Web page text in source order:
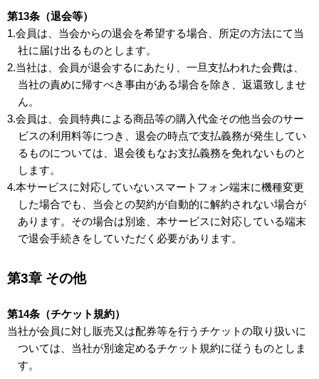
第13条（退会等）
1.会員は、当会からの退会を希望する場合、所定の方法にて当
社に届け出るものとします。
2.当社は、会員が退会するにあたり、一旦支払われた会費は、
当社の責めに帰すべき事由がある場合を除き、返還致しませ
ん。
3.会員は、会員特典による商品等の購入代金その他当会のサー
ビスの利用料等につき、退会の時点で支払義務が発生してい
るものについては、退会後もなお支払義務を免れないものと
します。
4.本サービスに対応していないスマートフォン端末に機種変更
した場合でも、当会との契約が自動的に解約されない場合が
あります。その場合は別途、本サービスに対応している端末
で退会手続きをしていただく必要があります。
第3章 その他
第14条（チケット規約）
当社が会員に対し販売又は配券等を行うチケットの取り扱いに
ついては、当社が別途定めるチケット規約に従うものとしま
す。